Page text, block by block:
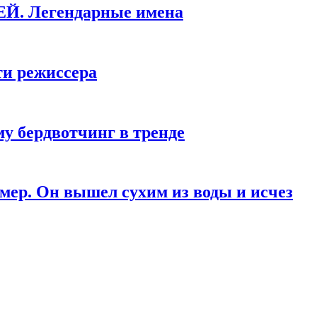
Легендарные имена
режиссера
бердвотчинг в тренде
Он вышел сухим из воды и исчез